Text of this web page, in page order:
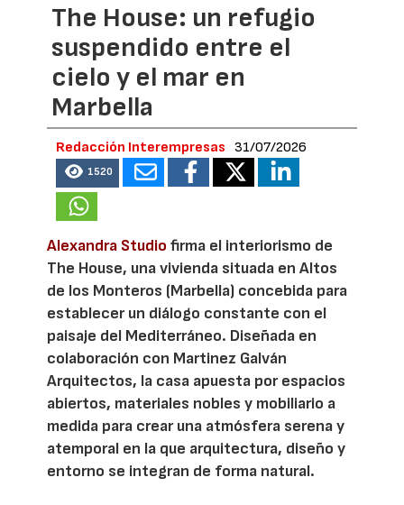
The House: un refugio
suspendido entre el
cielo y el mar en
Marbella
Redacción Interempresas 31/07/2026
1520
Alexandra Studio firma el interiorismo de
The House, una vivienda situada en Altos
de los Monteros (Marbella) concebida para
establecer un diálogo constante con el
paisaje del Mediterráneo. Diseñada en
colaboración con Martinez Galván
Arquitectos, la casa apuesta por espacios
abiertos, materiales nobles y mobiliario a
medida para crear una atmósfera serena y
atemporal en la que arquitectura, diseño y
entorno se integran de forma natural.